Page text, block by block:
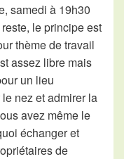
samedi à 19h30
le principe est
thème de travail
assez libre mais
un lieu
nez et admirer la
avez même le
échanger et
de